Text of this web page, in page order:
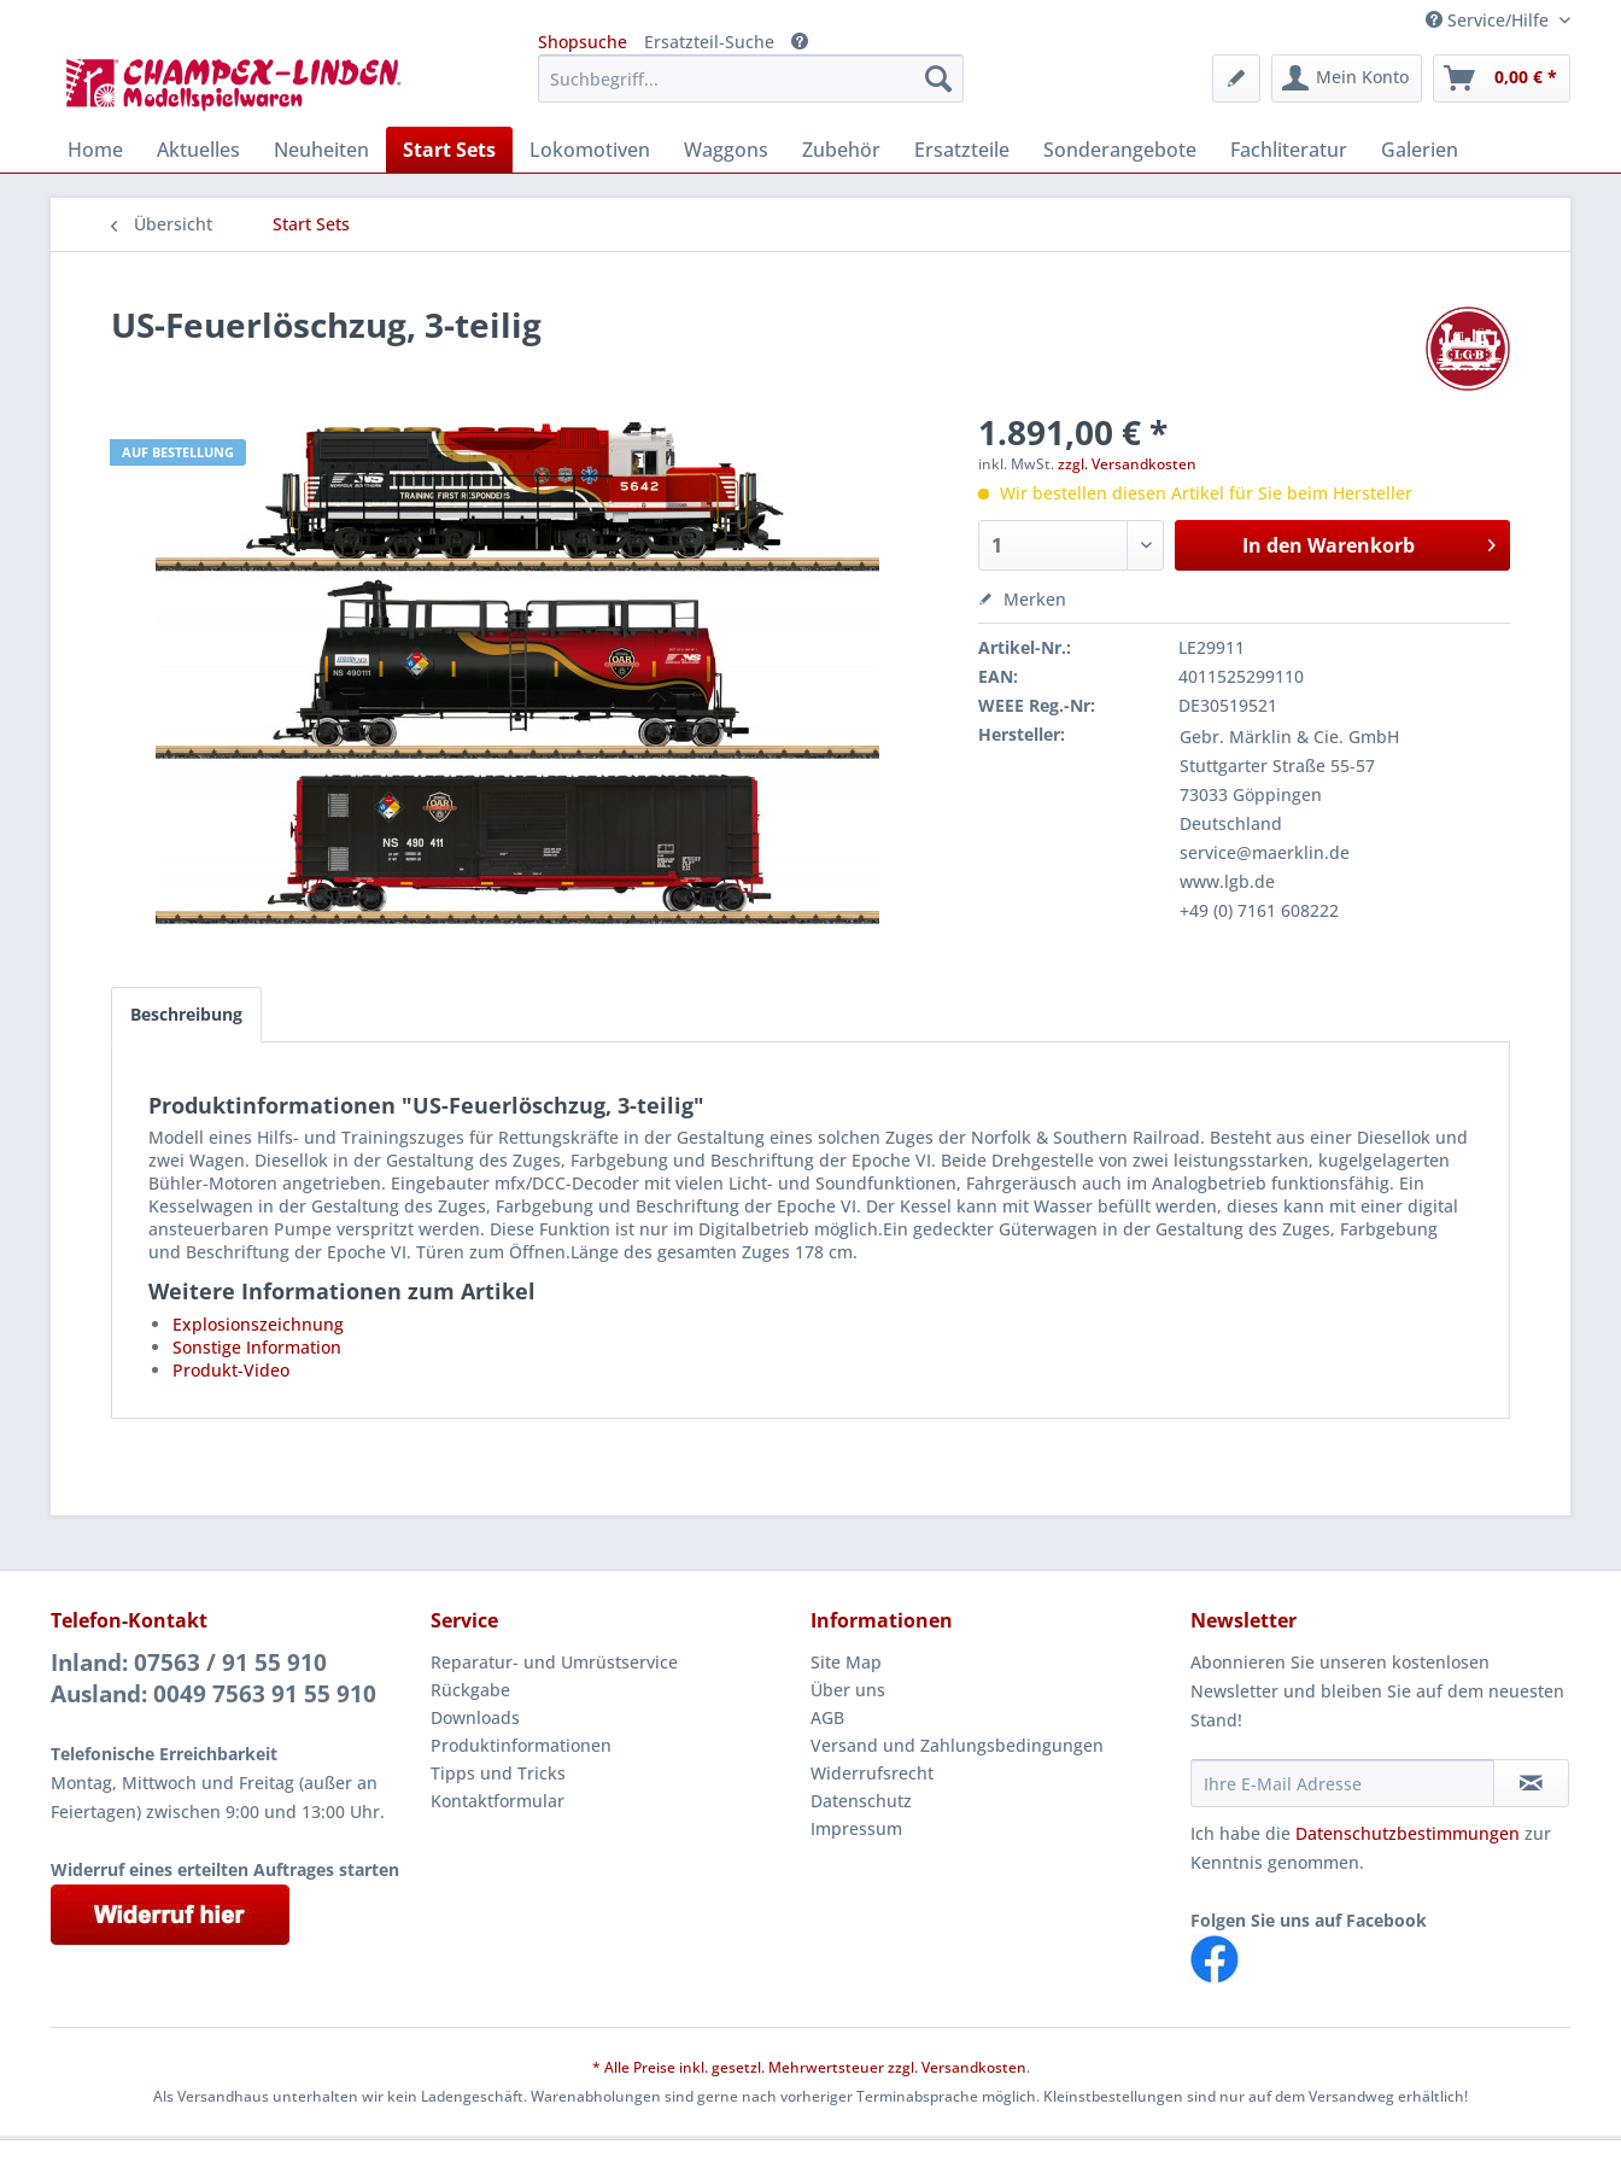
Service/Hilfe
Shopsuche
Ersatzteil-Suche
Mein Konto
0,00 € *
Home Aktuelles Neuheiten Start Sets Lokomotiven Waggons Zubehör Ersatzteile Sonderangebote Fachliteratur Galerien
Übersicht Start Sets
US-Feuerlöschzug, 3-teilig
AUF BESTELLUNG 1.891,00 € *
inkl. MwSt.zzgl. Versandkosten
Wir bestellen diesen Artikel für Sie beim Hersteller
In den Warenkorb
Merken
Artikel-Nr.:
LE29911
EAN:
4011525299110
WEEE Reg.-Nr:
DE30519521
Hersteller:
Gebr. Märklin & Cie. GmbH
Stuttgarter Straße 55-57
73033 Göppingen
Deutschland
service@maerklin.de
www.lgb.de
+49 (0) 7161 608222
Beschreibung
Produktinformationen "US-Feuerlöschzug, 3-teilig"
Modell eines Hilfs- und Trainingszuges für Rettungskräfte in der Gestaltung eines solchen Zuges der Norfolk & Southern Railroad. Besteht aus einer Diesellok und
zwei Wagen. Diesellok in der Gestaltung des Zuges, Farbgebung und Beschriftung der Epoche VI. Beide Drehgestelle von zwei leistungsstarken, kugelgelagerten
Bühler-Motoren angetrieben. Eingebauter mfx/DCC-Decoder mit vielen Licht- und Soundfunktionen, Fahrgeräusch auch im Analogbetrieb funktionsfähig. Ein
Kesselwagen in der Gestaltung des Zuges, Farbgebung und Beschriftung der Epoche VI. Der Kessel kann mit Wasser befüllt werden, dieses kann mit einer digital
ansteuerbaren Pumpe verspritzt werden. Diese Funktion ist nur im Digitalbetrieb möglich.Ein gedeckter Güterwagen in der Gestaltung des Zuges, Farbgebung
und Beschriftung der Epoche VI. Türen zum Öffnen.Länge des gesamten Zuges 178 cm.
Weitere Informationen zum Artikel
Explosionszeichnung
Sonstige Information
Produkt-Video
Telefon-Kontakt
Inland: 07563 / 91 55 910
Ausland: 0049 7563 91 55 910
Telefonische Erreichbarkeit
Montag, Mittwoch und Freitag (außer an
Feiertagen) zwischen 9:00 und 13:00 Uhr.
Widerruf eines erteilten Auftrages starten
Service
Reparatur- und Umrüstservice
Rückgabe
Downloads
Produktinformationen
Tipps und Tricks
Kontaktformular
Informationen
Site Map
Über uns
AGB
Versand und Zahlungsbedingungen
Widerrufsrecht
Datenschutz
Impressum
Newsletter
Abonnieren Sie unseren kostenlosen
Newsletter und bleiben Sie auf dem neuesten
Stand!
Ich habe die Datenschutzbestimmungen zur
Kenntnis genommen.
Folgen Sie uns auf Facebook
* Alle Preise inkl. gesetzl. Mehrwertsteuer zzgl.Versandkosten.
Als Versandhaus unterhalten wir kein Ladengeschäft. Warenabholungen sind gerne nach vorheriger Terminabsprache möglich. Kleinstbestellungen sind nur auf dem Versandweg erhältlich!